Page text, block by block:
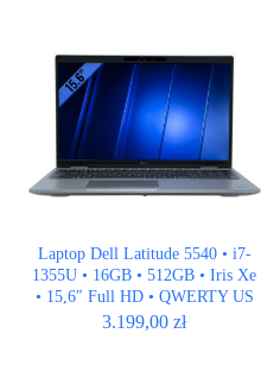
Laptop Dell Latitude 5540 • i7-
1355U • 16GB • 512GB • Iris Xe
• 15,6″ Full HD • QWERTY US
3.199,00zł